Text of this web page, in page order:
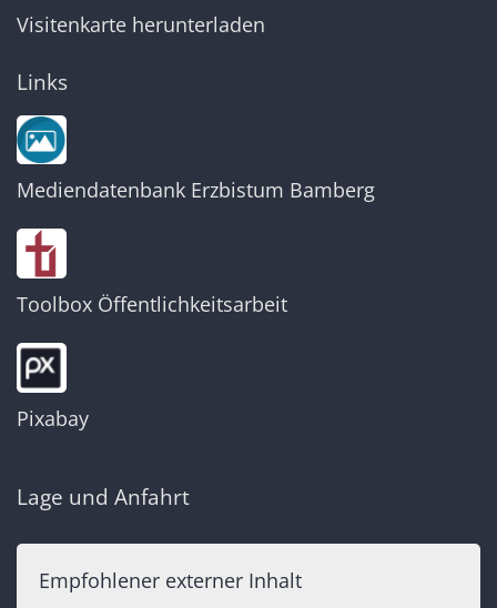
Visitenkarte herunterladen
Links
Mediendatenbank Erzbistum Bamberg
Toolbox Öffentlichkeitsarbeit
Pixabay
Lage und Anfahrt
Empfohlener externer Inhalt